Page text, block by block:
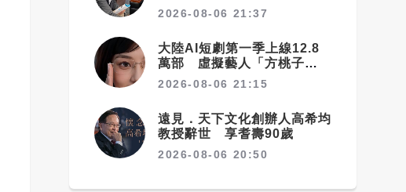
認真打拚」
2026-08-06 21:37
大陸AI短劇第一季上線12.8
萬部 虛擬藝人「方桃子」接
拍美瞳廣告
2026-08-06 21:15
遠見．天下文化創辦人高希均
教授辭世 享耆壽90歲
2026-08-06 20:50